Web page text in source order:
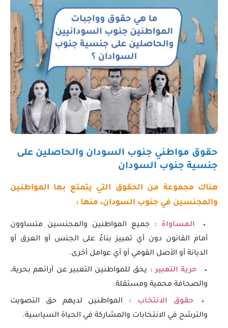
حقوق مواطني جنوب السودان والحاصلين على
جنسية جنوب السودان
هناك مجموعة من الحقوق التي يتمتع بها المواطنين
والمجنسين في جنوب السودان، منها :
المساواة :
جميع المواطنين والمجنسين متساوون
أمام القانون دون أي تمييز بناءً على الجنس أو العرق أو
الديانة أو الأصل القومي أو أي عوامل أخرى.
حرية التعبير : يحق للمواطنين التعبير عن آرائهم بحرية،
والصحافة محمية ومستقلة.
حقوق الانتخاب :
المواطنين لديهم حق التصويت
والترشح في الانتخابات والمشاركة في الحياة السياسية.